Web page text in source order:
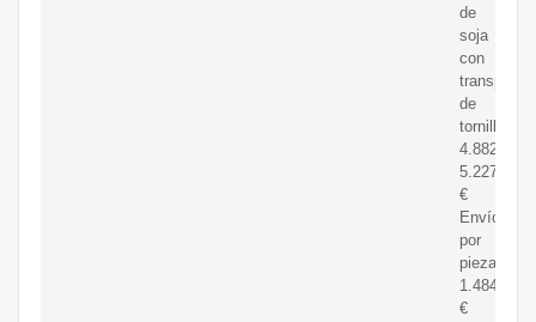
de
soja
con
de
tornillo
4.882,02-
5.227,21
€
Envío
por
pieza:
1.484,84
€